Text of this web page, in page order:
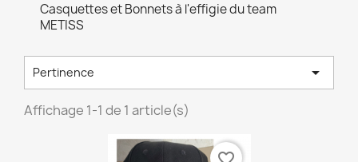
Casquettes et Bonnets à l'effigie du team
METISS
Pertinence 
Affichage 1-1 de 1 article(s)